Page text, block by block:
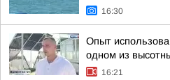
16:30
Опыт
одном из
16:21